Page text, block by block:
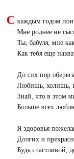
С каждым годом
Мне роднее не
Ты, бабуля, мне
Как тебя еще
До сих пор
Любишь, холишь,
Знай, что в этом
Больше всех
Я здоровья
Долгих и
Будь счастливой,